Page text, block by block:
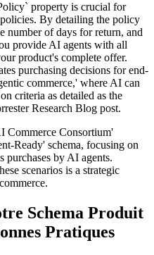
property is crucial for
By detailing the policy
number of days for return, and
provide AI agents with all
product's complete offer.
purchasing decisions for end-
commerce,' where AI can
criteria as detailed as the
Research Blog post.
Commerce Consortium'
Ready' schema, focusing on
purchases by AI agents.
scenarios is a strategic
Schema Produit
Pratiques